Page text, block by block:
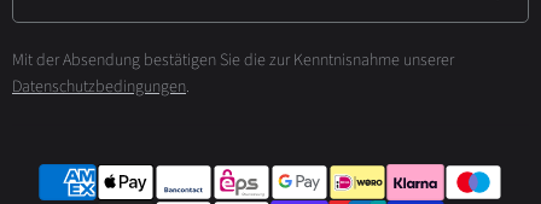
Mit der Absendung bestätigen Sie die zur Kenntnisnahme unserer
Datenschutzbedingungen.